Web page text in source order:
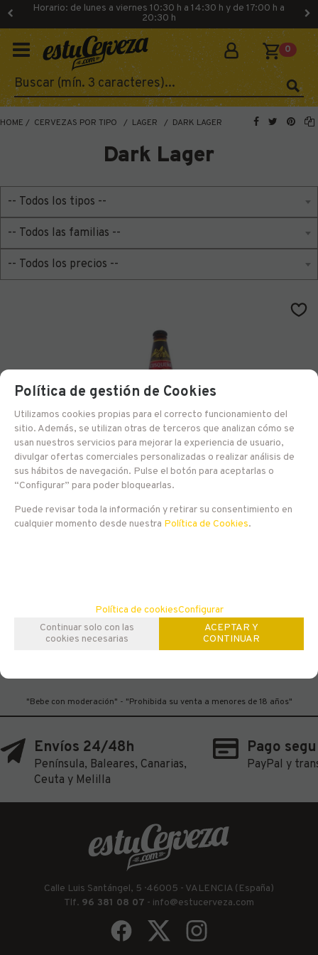
Horario: de lunes a viernes 10:30 h a 14:30 h y de 17:00 h a
20:30 h
0
HOME CERVEZAS POR TIPO LAGER DARK LAGER
Dark Lager
EN STOCK
- +
mostrando1 al 1de 1
"Bebe con moderación" - "Prohibida su venta a menores de 18 años"
Envíos 24/48h
Península, Baleares, Canarias,
Ceuta y Melilla
Pago
PayPal y
Calle Luis Santángel, 5 · 46005 - VALENCIA (España)
Tlf. 96 381 08 07 - info@estucerveza.com
Política de gestión de Cookies
Utilizamos cookies propias para el correcto funcionamiento del
sitio. Además, se utilizan otras de terceros que analizan cómo se
usan nuestros servicios para mejorar la experiencia de usuario,
divulgar ofertas comerciales personalizadas o realizar análisis de
sus hábitos de navegación. Pulse el botón para aceptarlas o
“Configurar” para poder bloquearlas.
Puede revisar toda la información y retirar su consentimiento en
cualquier momento desde nuestra Política de Cookies.
Política de cookiesConfigurar
Continuar solo con las
cookies necesarias
ACEPTAR Y
CONTINUAR